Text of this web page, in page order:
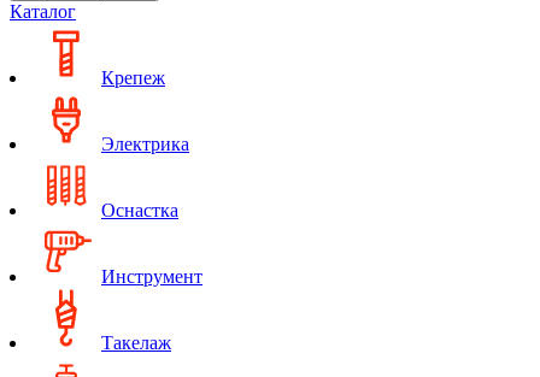
Каталог
Крепеж
Электрика
Оснастка
Инструмент
Такелаж